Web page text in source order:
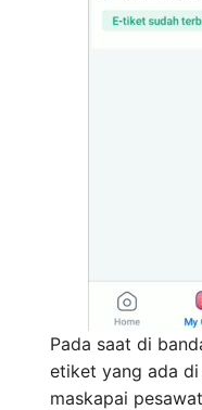
Pada saat di
etiket yang ada
maskapai